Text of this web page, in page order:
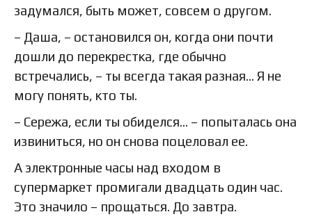
задумался, быть может, совсем о другом.
– Даша, – остановился он, когда они почти
дошли до перекрестка, где обычно
встречались, – ты всегда такая разная... Я не
могу понять, кто ты.
– Сережа, если ты обиделся... – попыталась она
извиниться, но он снова поцеловал ее.
А электронные часы над входом в
супермаркет промигали двадцать один час.
Это значило – прощаться. До завтра.